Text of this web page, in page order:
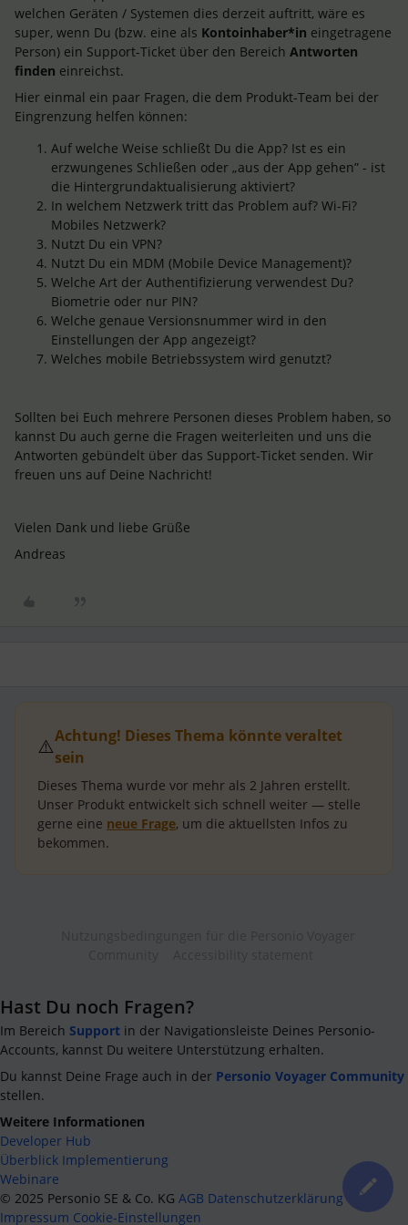
welchen Geräten / Systemen dies derzeit auftritt, wäre es
super, wenn Du (bzw. eine als Kontoinhaber*in eingetragene
Person) ein Support-Ticket über den Bereich Antworten
finden einreichst.
Hier einmal ein paar Fragen, die dem Produkt-Team bei der
Eingrenzung helfen können:
Auf welche Weise schließt Du die App? Ist es ein
erzwungenes Schließen oder „aus der App gehen” - ist
die Hintergrundaktualisierung aktiviert?
In welchem Netzwerk tritt das Problem auf? Wi-Fi?
Mobiles Netzwerk?
Nutzt Du ein VPN?
Nutzt Du ein MDM (Mobile Device Management)?
Welche Art der Authentifizierung verwendest Du?
Biometrie oder nur PIN?
Welche genaue Versionsnummer wird in den
Einstellungen der App angezeigt?
Welches mobile Betriebssystem wird genutzt?
Sollten bei Euch mehrere Personen dieses Problem haben, so
kannst Du auch gerne die Fragen weiterleiten und uns die
Antworten gebündelt über das Support-Ticket senden. Wir
freuen uns auf Deine Nachricht!
Vielen Dank und liebe Grüße
Andreas
⚠️Achtung! Dieses Thema könnte veraltet
sein
Dieses Thema wurde vor mehr als 2 Jahren erstellt.
Unser Produkt entwickelt sich schnell weiter — stelle
gerne eine neue Frage, um die aktuellsten Infos zu
bekommen.
Hast Du noch Fragen?
Im Bereich Support in der Navigationsleiste Deines Personio-
Accounts, kannst Du weitere Unterstützung erhalten.
Du kannst Deine Frage auch in der Personio Voyager Community
stellen.
Weitere Informationen
Developer Hub
Überblick Implementierung
Webinare
© 2025 Personio SE & Co. KG AGB Datenschutzerklärung
Impressum Cookie-Einstellungen